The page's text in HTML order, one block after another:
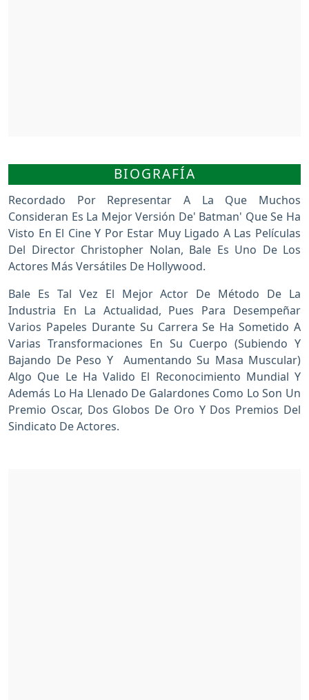
BIOGRAFÍA
Recordado Por Representar A La Que Muchos
Consideran Es La Mejor Versión De' Batman' Que Se Ha
Visto En El Cine Y Por Estar Muy Ligado A Las Películas
Del Director Christopher Nolan, Bale Es Uno De Los
Actores Más Versátiles De Hollywood.
Bale Es Tal Vez El Mejor Actor De Método De La
Industria En La Actualidad, Pues Para Desempeñar
Varios Papeles Durante Su Carrera Se Ha Sometido A
Varias Transformaciones En Su Cuerpo (subiendo Y
Bajando De Peso Y Aumentando Su Masa Muscular)
Algo Que Le Ha Valido El Reconocimiento Mundial Y
Además Lo Ha Llenado De Galardones Como Lo Son Un
Premio Oscar, Dos Globos De Oro Y Dos Premios Del
Sindicato De Actores.